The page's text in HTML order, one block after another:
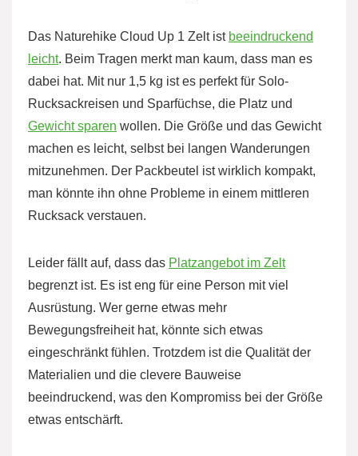
Das Naturehike Cloud Up 1 Zelt ist beeindruckend
leicht. Beim Tragen merkt man kaum, dass man es
dabei hat. Mit nur 1,5 kg ist es perfekt für Solo-
Rucksackreisen und Sparfüchse, die Platz und
Gewicht sparen wollen. Die Größe und das Gewicht
machen es leicht, selbst bei langen Wanderungen
mitzunehmen. Der Packbeutel ist wirklich kompakt,
man könnte ihn ohne Probleme in einem mittleren
Rucksack verstauen.
Leider fällt auf, dass das Platzangebot im Zelt
begrenzt ist. Es ist eng für eine Person mit viel
Ausrüstung. Wer gerne etwas mehr
Bewegungsfreiheit hat, könnte sich etwas
eingeschränkt fühlen. Trotzdem ist die Qualität der
Materialien und die clevere Bauweise
beeindruckend, was den Kompromiss bei der Größe
etwas entschärft.